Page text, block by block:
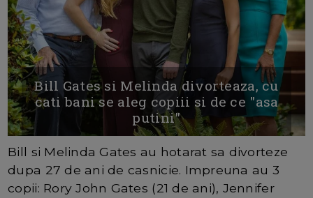
Bill Gates si Melinda divorteaza, cu
cati bani se aleg copiii si de ce "asa
putini"
Bill si Melinda Gates au hotarat sa divorteze
dupa 27 de ani de casnicie. Impreuna au 3
copii: Rory John Gates (21 de ani), Jennifer